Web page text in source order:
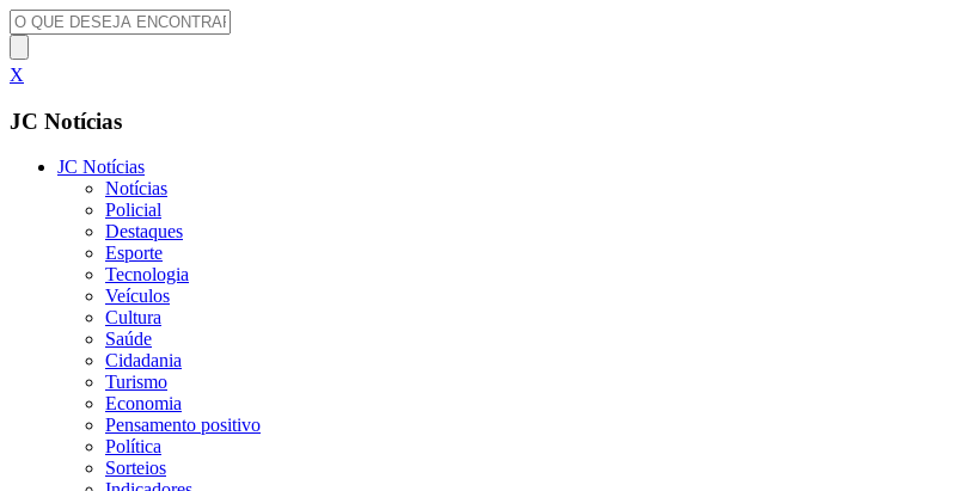
X
JC Notícias
JC Notícias
Notícias
Policial
Destaques
Esporte
Tecnologia
Veículos
Cultura
Saúde
Cidadania
Turismo
Economia
Pensamento positivo
Política
Sorteios